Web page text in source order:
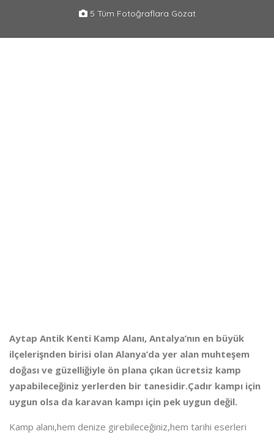
5 Tüm Fotoğraflara Gözat
Aytap Antik Kenti Kamp Alanı, Antalya’nın en büyük
ilçelerişnden birisi olan Alanya’da yer alan muhteşem
doğası ve güzelliğiyle ön plana çıkan ücretsiz kamp
yapabileceğiniz yerlerden bir tanesidir.Çadır kampı için
uygun olsa da karavan kampı için pek uygun değil.
Kamp alanı,hem denize girebileceğiniz,hem tarihi eserleri